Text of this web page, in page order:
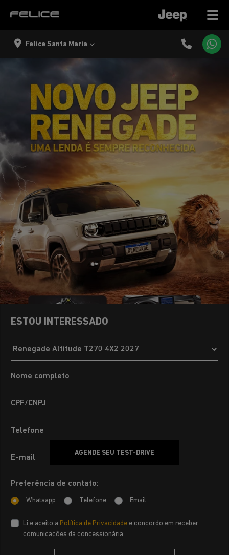
Felice Santa Maria
ESTOU INTERESSADO
Preferência de contato:
Whatsapp Telefone Email
Li e aceito a Política de Privacidade e concordo em receber
comunicações da concessionária.
AGENDE SEU TEST-DRIVE